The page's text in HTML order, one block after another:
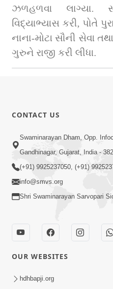
ઝળહળવા લાગ્યા.
વિદ્યાભ્યાસ કરી, પોતે
નાના-મોટા સૌની સેવા
ગુરુને રાજી કરી લીધા.
CONTACT US
Swaminarayan Dham, Opp.
Gandhinagar, Gujarat, India -
(+91) 9925237050, (+91)
info@smvs.org
Shri Swaminarayan Sarvopari
OUR WEBSITES
hdhbapji.org